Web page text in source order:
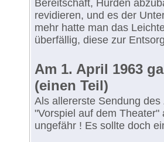
Bereitschaft, Hürden
revidieren, und es der
mehr hatte man das
überfällig, diese zur
Am 1. April 1963
(einen Teil)
Als allererste Sendung
"Vorspiel auf dem
ungefähr ! Es sollte doch